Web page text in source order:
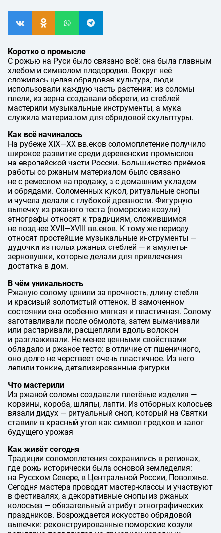
Коротко о промысле
С рожью на Руси было связано всё: она была главным
хлебом и символом плодородия. Вокруг неё
сложилась целая обрядовая культура, люди
использовали каждую часть растения: из соломы
плели, из зерна создавали обереги, из стеблей
мастерили музыкальные инструменты, а мука
служила материалом для обрядовой скульптуры.
Как всё начиналось
На рубеже XIX—XX вв.еков соломоплетение получило
широкое развитие среди деревенских промыслов
на европейской части России. Большинство приёмов
работы со ржаным материалом было связано
не с ремеслом на продажу, а с домашним укладом
и обрядами. Соломенных кукол, ритуальные снопы
и чучела делали с глубокой древности. Фигурную
выпечку из ржаного теста (поморские козули)
этнографы относят к традициям, сложившимся
не позднее XVII—XVIII вв.еков. К тому же периоду
относят простейшие музыкальные инструменты —
дудочки из полых ржаных стеблей — и амулеты-
зерновушки, которые делали для привлечения
достатка в дом.
В чём уникальность
Ржаную солому ценили за прочность, длину стебля
и красивый золотистый оттенок. В замоченном
состоянии она особенно мягкая и пластичная. Солому
заготавливали после обмолота, затем вымачивали
или распаривали, расщепляли вдоль волокон
и разглаживали. Не менее ценными свойствами
обладало и ржаное тесто: в отличие от пшеничного,
оно долго не черствеет очень пластичное. Из него
лепили тонкие, детализированные фигурки
Что мастерили
Из ржаной соломы создавали плетёные изделия —
корзины, короба, шляпы, лапти. Из отборных колосьев
вязали дидух — ритуальный сноп, который на Святки
ставили в красный угол как символ предков и залог
будущего урожая.
Как живёт сегодня
Традиции соломоплетения сохранились в регионах,
где рожь исторически была основой земледелия:
на Русском Севере, в Центральной России, Поволжье.
Сегодня мастера проводят мастер-классы и участвуют
в фестивалях, а декоративные снопы из ржаных
колосьев — обязательный атрибут этнографических
праздников. Возрождается искусство обрядовой
выпечки: реконструированные поморские козули